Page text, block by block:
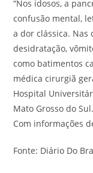
“Nos idosos, a
confusão mental,
a dor clássica. Nas
desidratação,
como batimentos
médica cirurgiã
Hospital
Mato Grosso do Sul.
Com informações
Fonte: Diário Do